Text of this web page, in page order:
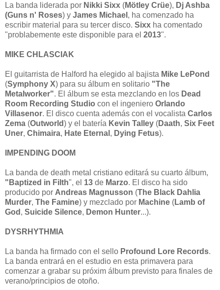
La banda liderada por Nikki Sixx (Mötley Crüe), Dj Ashba
(Guns n' Roses) y James Michael , ha comenzado ha
escribir material para su tercer disco. Sixx ha comentado
"problabemente este disponible para el 2013".
MIKE CHLASCIAK
El guitarrista de Halford ha elegido al bajista Mike LePond
(Symphony X) para su álbum en solitario "The
Metalworker". El álbum se esta mezclando en los Dead
Room Recording Studio con el ingeniero Orlando
Villasenor. El disco cuenta además con el vocalista Carlos
Zema (Outworld) y el batería Kevin Talley (Daath, Six Feet
Uner, Chimaira, Hate Eternal , Dying Fetus).
IMPENDING DOOM
La banda de death metal cristiano editará su cuarto álbum,
"Baptized in Filth", el 13 de Marzo. El disco ha sido
producido por Andreas Magnusson (The Black Dahlia
Murder, The Famine) y mezclado por Machine (Lamb of
God , Suicide Silence, Demon Hunter...).
DYSRHYTHMIA
La banda ha firmado con el sello Profound Lore Records.
La banda entrará en el estudio en esta primavera para
comenzar a grabar su próxim álbum previsto para finales de
verano/principios de otoño.